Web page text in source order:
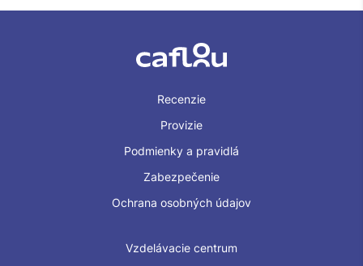
Recenzie
Provizie
Podmienky a pravidlá
Zabezpečenie
Ochrana osobných údajov
Vzdelávacie centrum